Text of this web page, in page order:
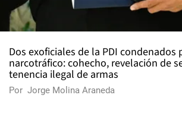
Dos exoficiales de la PDI condenados
narcotráfico: cohecho, revelación de
tenencia ilegal de armas
Por Jorge Molina Araneda